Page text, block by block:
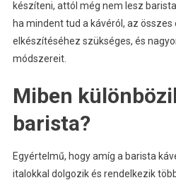
készíteni, attól még nem lesz
ha mindent tud a kávéról, az
elkészítéséhez szükséges, és
módszereit.
Miben
barista?
Egyértelmű, hogy amíg a barista
italokkal dolgozik és rendelkezik